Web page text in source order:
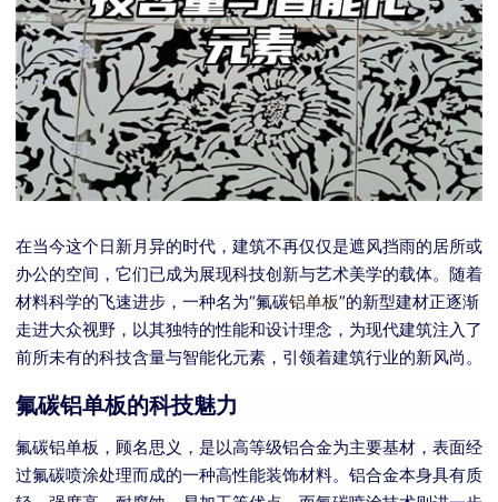
在当今这个日新月异的时代，建筑不再仅仅是遮风挡雨的居所或
办公的空间，它们已成为展现科技创新与艺术美学的载体。随着
材料科学的飞速进步，一种名为“氟碳铝单板”的新型建材正逐渐
走进大众视野，以其独特的性能和设计理念，为现代建筑注入了
前所未有的科技含量与智能化元素，引领着建筑行业的新风尚。
氟碳铝单板的科技魅力
氟碳铝单板，顾名思义，是以高等级铝合金为主要基材，表面经
过氟碳喷涂处理而成的一种高性能装饰材料。铝合金本身具有质